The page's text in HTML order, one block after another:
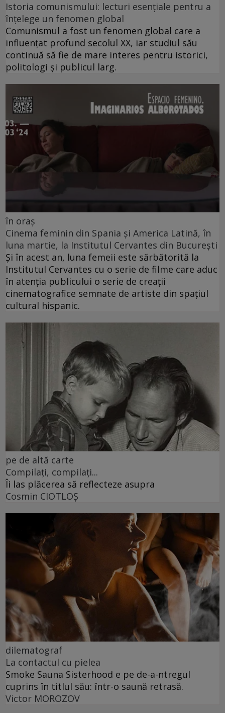
Istoria comunismului: lecturi esențiale pentru a
înțelege un fenomen global
Comunismul a fost un fenomen global care a
influențat profund secolul XX, iar studiul său
continuă să fie de mare interes pentru istorici,
politologi și publicul larg.
în oraș
Cinema feminin din Spania și America Latină, în
luna martie, la Institutul Cervantes din București
Și în acest an, luna femeii este sărbătorită la
Institutul Cervantes cu o serie de filme care aduc
în atenția publicului o serie de creații
cinematografice semnate de artiste din spațiul
cultural hispanic.
pe de altă carte
Compilați, compilați...
Îi las plăcerea să reflecteze asupra
Cosmin CIOTLOŞ
dilematograf
La contactul cu pielea
Smoke Sauna Sisterhood e pe de-a-ntregul
cuprins în titlul său: într-o saună retrasă.
Victor MOROZOV